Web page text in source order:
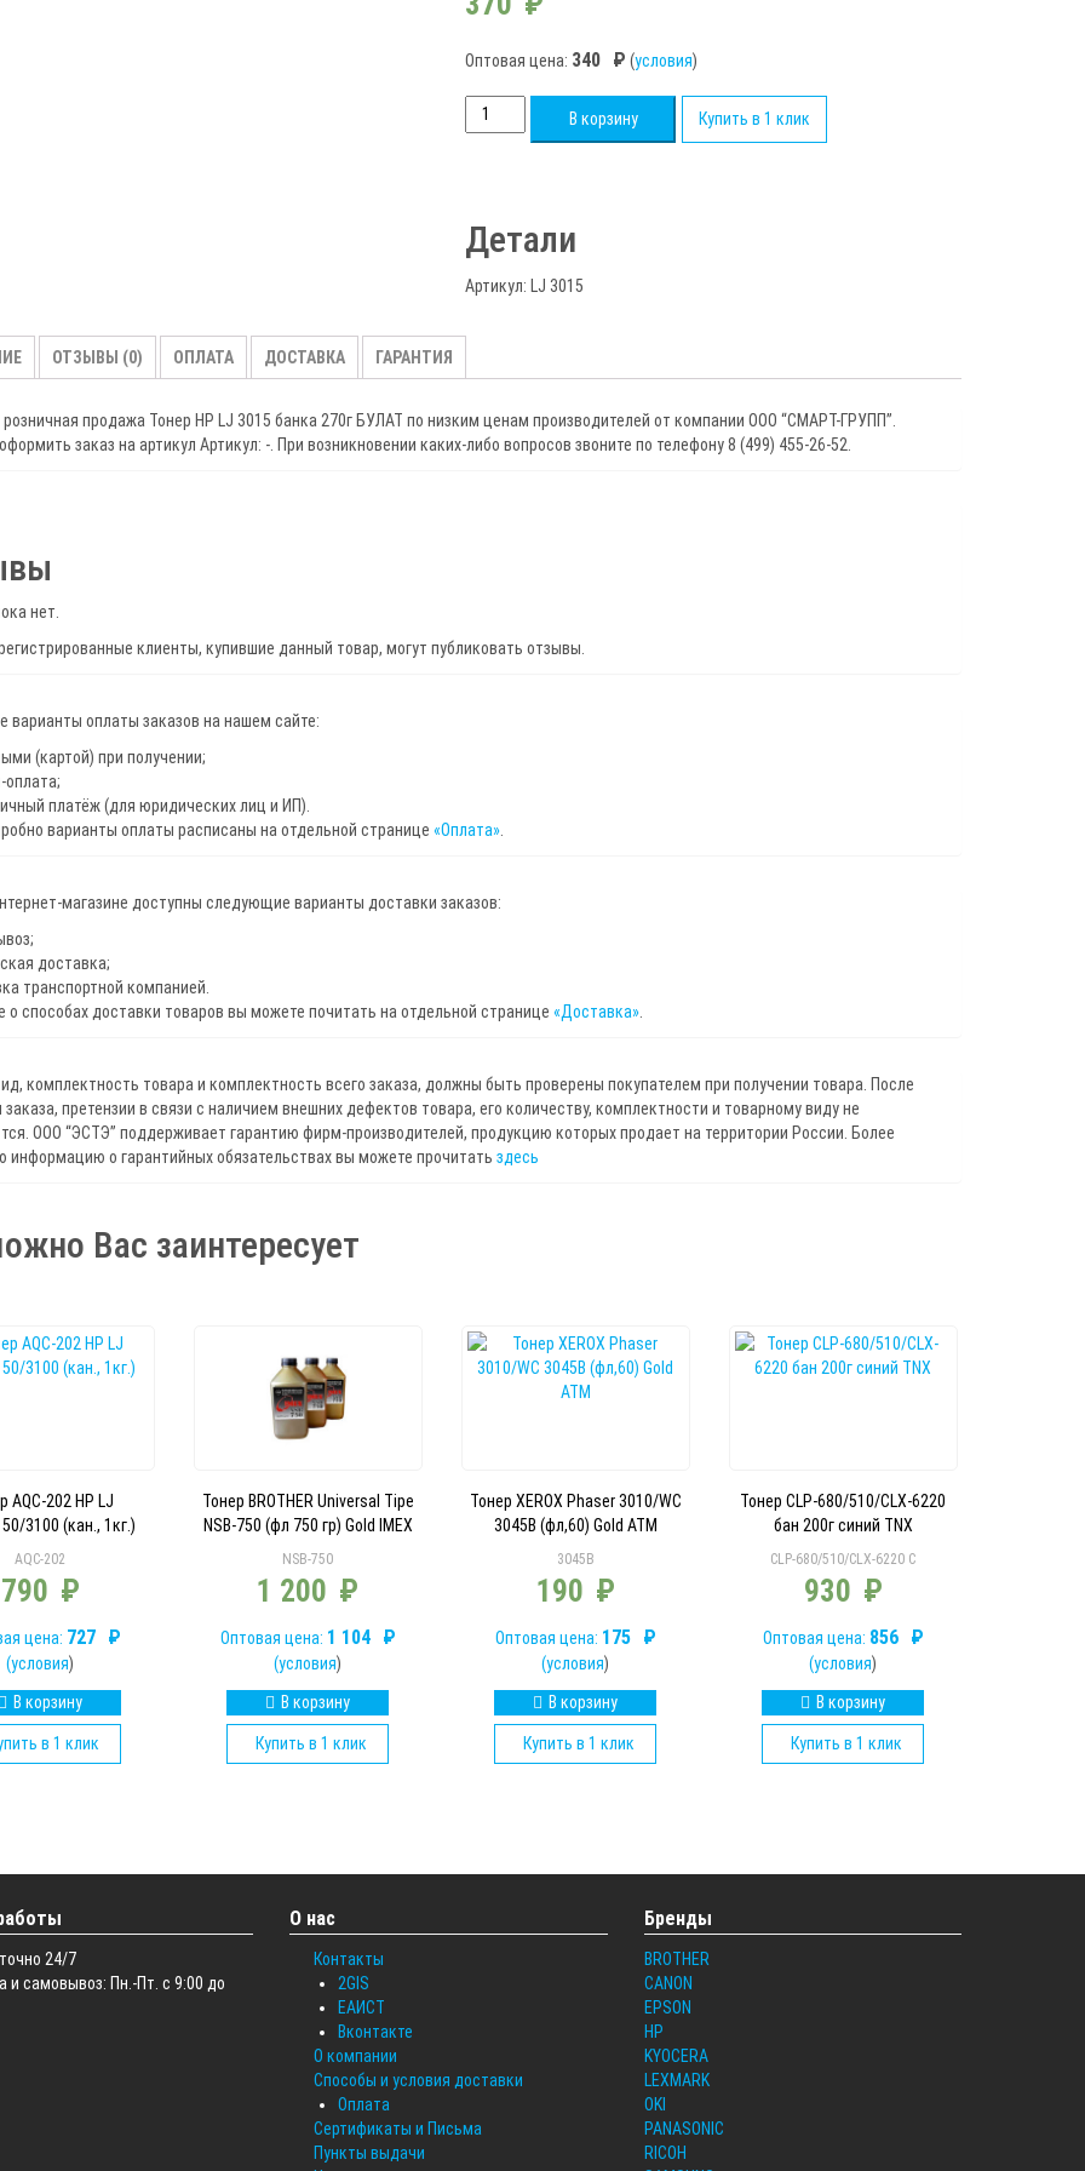
Оптовая цена: 340 ₽ (условия)
Количество
товара
LJ
3015
банка
В корзину Купить в 1 клик
Детали
Артикул: LJ 3015
ОТЗЫВЫ (0) ОПЛАТА ДОСТАВКА ГАРАНТИЯ
продажа Тонер HP LJ 3015 банка 270г БУЛАТ по низким ценам производителей от компании ООО “СМАРТ-ГРУПП”.
заказ на артикул Артикул: -. При возникновении каких-либо вопросов звоните по телефону 8 (499) 455-26-52.
нет.
клиенты, купившие данный товар, могут публиковать отзывы.
варианты оплаты заказов на нашем сайте:
(картой) при получении;
оплата;
платёж (для юридических лиц и ИП).
варианты оплаты расписаны на отдельной странице «Оплата»
магазине доступны следующие варианты доставки заказов:
доставка;
транспортной компанией.
о способах доставки товаров вы можете почитать на отдельной странице «Доставка»
комплектность товара и комплектность всего заказа, должны быть проверены покупателем при получении товара. После
заказа, претензии в связи с наличием внешних дефектов товара, его количеству, комплектности и товарному виду не
ООО “ЭСТЭ” поддерживает гарантию фирм-производителей, продукцию которых продает на территории России. Более
информацию о гарантийных обязательствах вы можете прочитать здесь
Вас заинтересует
AQC-202 HP LJ
3100 (кан., 1кг.)
AQC-202
790 ₽
цена: 727 ₽
(условия)
В корзину
в 1 клик
Тонер BROTHER Universal Tipe
NSB-750 (фл 750 гр) Gold IMEX
NSB-750
1 200 ₽
Оптовая цена: 1 104 ₽
(условия)
В корзину
Купить в 1 клик
Тонер XEROX Phaser 3010/WC
3045B (фл,60) Gold ATM
3045B
190 ₽
Оптовая цена: 175 ₽
(условия)
В корзину
Купить в 1 клик
Тонер CLP-680/510/CLX-6220
бан 200г синий TNX
CLP-680/510/CLX-6220 C
930 ₽
Оптовая цена: 856 ₽
(условия)
В корзину
Купить в 1 клик
24/7
и самовывоз: Пн.-Пт. с 9:00 до
О нас
Контакты
2GIS
ЕАИСТ
Вконтакте
О компании
Способы и условия доставки
Оплата
Сертификаты и Письма
Пункты выдачи
Бренды
BROTHER
CANON
EPSON
HP
KYOCERA
LEXMARK
OKI
PANASONIC
RICOH